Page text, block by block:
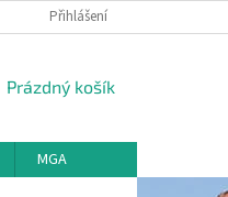
MAPA SERVERU
Přihlášení
NÁKUPNÍ
Prázdný košík
MGA